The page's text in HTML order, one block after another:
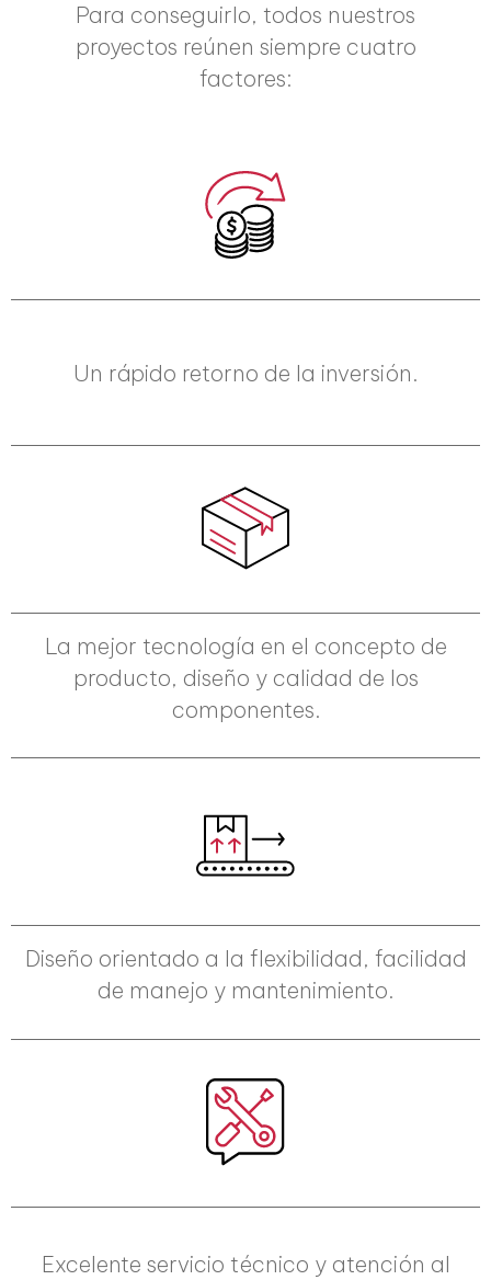
Para conseguirlo, todos nuestros
proyectos reúnen siempre cuatro
factores:
Un rápido retorno de la inversión.
La mejor tecnología en el concepto de
producto, diseño y calidad de los
componentes.
Diseño orientado a la flexibilidad, facilidad
de manejo y mantenimiento.
Excelente servicio técnico y atención al